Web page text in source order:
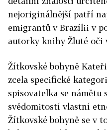
nejoriginálnější patří
emigrantů v Brazílii v
autorky knihy Žluté oči
Žítkovské bohyně
zcela specifické
spisovatelka se
svědomitostí vlastní
Žítkovské bohyně se v